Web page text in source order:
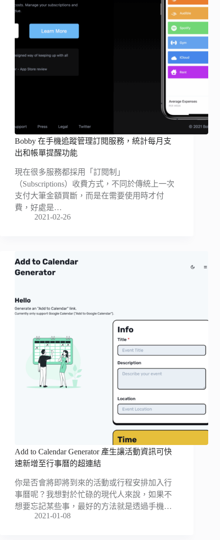
Bobby 在手機追蹤管理訂閱服務，統計每月支
出和帳單提醒功能
現在很多服務都採用「訂閱制」
（Subscriptions）收費方式，不同於傳統上一次
支付大筆金額買斷，而是在需要使用時才付
費，好處是…
2021-02-26
Add to Calendar Generator 產生讓活動資訊可快
速新增至行事曆的超連結
你是否會將即將到來的活動或行程安排加入行
事曆呢？我想對於忙碌的現代人來說，如果不
想要忘記某些事，最好的方法就是透過手機…
2021-01-08